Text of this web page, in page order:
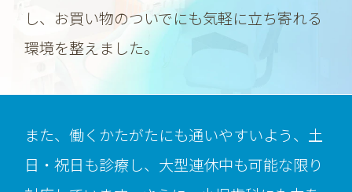
し、お買い物のついでにも気軽に立ち寄れる
環境を整えました。
また、働くかたがたにも通いやすいよう、土
日・祝日も診療し、大型連休中も可能な限り